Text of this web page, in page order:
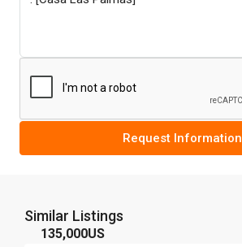
Request Information
Similar Listings
135,000US